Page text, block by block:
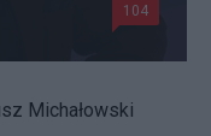
104
Michałowski